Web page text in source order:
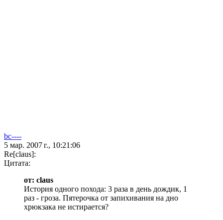
bc----
5 мар. 2007 г., 10:21:06
Re[claus]:
Цитата:
от: claus
История одного похода: 3 раза в день дождик, 1
раз - гроза. Пятерочка от запихивания на дно
хрюкзака не истирается?